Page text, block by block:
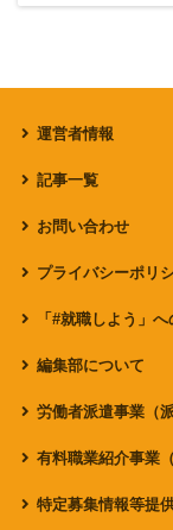
運営者情報
記事一覧
お問い合わせ
プライバシーポリ
「#就職しよう」
編集部について
労働者派遣事業（派
有料職業紹介事業
特定募集情報等提